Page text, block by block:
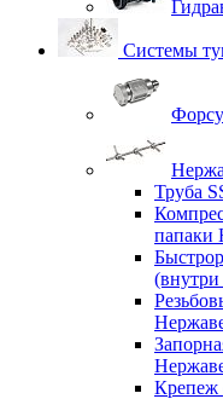
Системы
Труба
папаки
Крепеж